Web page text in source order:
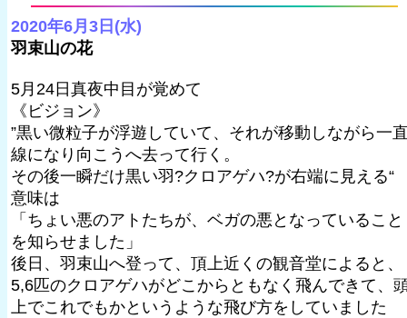
2020年6月3日(水)
羽束山の花
5月24日真夜中目が覚めて
《ビジョン》
”黒い微粒子が浮遊していて、それが移動しながら一
線になり向こうへ去って行く。
その後一瞬だけ黒い羽?クロアゲハ?が右端に見える“
意味は
「ちょい悪のアトたちが、ベガの悪となっていること
を知らせました」
後日、羽束山へ登って、頂上近くの観音堂によると、
5,6匹のクロアゲハがどこからともなく飛んできて、
上でこれでもかというような飛び方をしていました